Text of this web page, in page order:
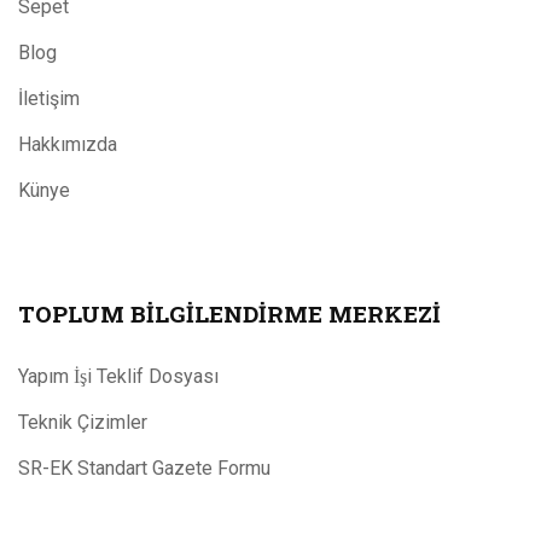
Sepet
Blog
İletişim
Hakkımızda
Künye
TOPLUM BILGILENDIRME MERKEZI
Yapım İşi Teklif Dosyası
Teknik Çizimler
SR-EK Standart Gazete Formu